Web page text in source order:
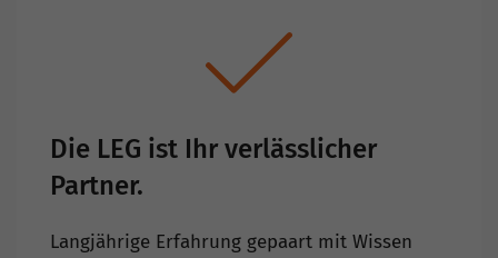
Die LEG ist Ihr verlässlicher
Partner.
Langjährige Erfahrung gepaart mit Wissen